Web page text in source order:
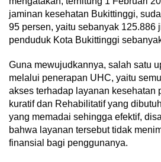
jaminan kesehatan Bukittinggi,
95 persen, yaitu sebanyak 125.886
penduduk Kota Bukittinggi
Guna mewujudkannya, salah satu
melalui penerapan UHC, yaitu
akses terhadap layanan kesehatan
kuratif dan Rehabilitatif yang
yang memadai sehingga efektif,
bahwa layanan tersebut tidak
finansial bagi penggunanya.